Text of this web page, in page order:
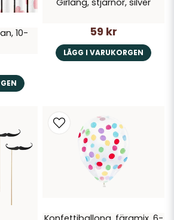
10-
59 kr
LÄGG I VARUKORGEN